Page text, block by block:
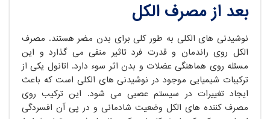
بعد از مصرف الکل
نوشیدنی های الکلی به طور کلی برای بدن مضر هستند. مصرف
الکل روی راندمان و قدرت فرد تاثیر منفی می گذارد و این
مسئله روی هماهنگی عضلات و بدن اثر سوء دارد. اتانول یکی از
ترکیبات شیمیایی موجود در نوشیدنی های الکلی است که باعث
ایجاد تغییرات در سیستم عصبی می شود. این ترکیب روی
مصرف کننده های الکل وضعیت شادمانی و در پی آن افسردگی